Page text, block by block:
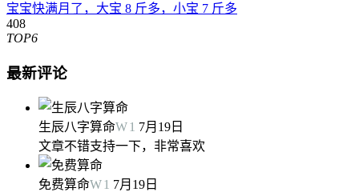
宝宝快满月了，大宝 8 斤多，小宝 7 斤多
408
TOP6
最新评论
生辰八字算命W1 7月19日
文章不错支持一下，非常喜欢
免费算命W1 7月19日